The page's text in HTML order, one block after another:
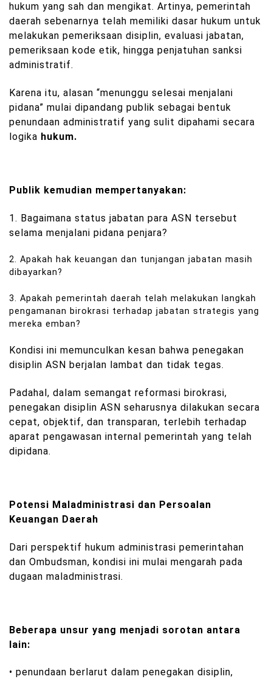
hukum yang sah dan mengikat. Artinya, pemerintah
daerah sebenarnya telah memiliki dasar hukum untuk
melakukan pemeriksaan disiplin, evaluasi jabatan,
pemeriksaan kode etik, hingga penjatuhan sanksi
administratif.
Karena itu, alasan “menunggu selesai menjalani
pidana” mulai dipandang publik sebagai bentuk
penundaan administratif yang sulit dipahami secara
logika hukum.
Publik kemudian mempertanyakan:
1. Bagaimana status jabatan para ASN tersebut
selama menjalani pidana penjara?
2. Apakah hak keuangan dan tunjangan jabatan masih
dibayarkan?
3. Apakah pemerintah daerah telah melakukan langkah
pengamanan birokrasi terhadap jabatan strategis yang
mereka emban?
Kondisi ini memunculkan kesan bahwa penegakan
disiplin ASN berjalan lambat dan tidak tegas.
Padahal, dalam semangat reformasi birokrasi,
penegakan disiplin ASN seharusnya dilakukan secara
cepat, objektif, dan transparan, terlebih terhadap
aparat pengawasan internal pemerintah yang telah
dipidana.
Potensi Maladministrasi dan Persoalan
Keuangan Daerah
Dari perspektif hukum administrasi pemerintahan
dan Ombudsman, kondisi ini mulai mengarah pada
dugaan maladministrasi.
Beberapa unsur yang menjadi sorotan antara
lain:
• penundaan berlarut dalam penegakan disiplin,